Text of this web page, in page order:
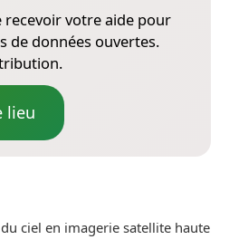
recevoir votre aide pour
de données ouvertes.
lieu
ciel en imagerie satellite haute